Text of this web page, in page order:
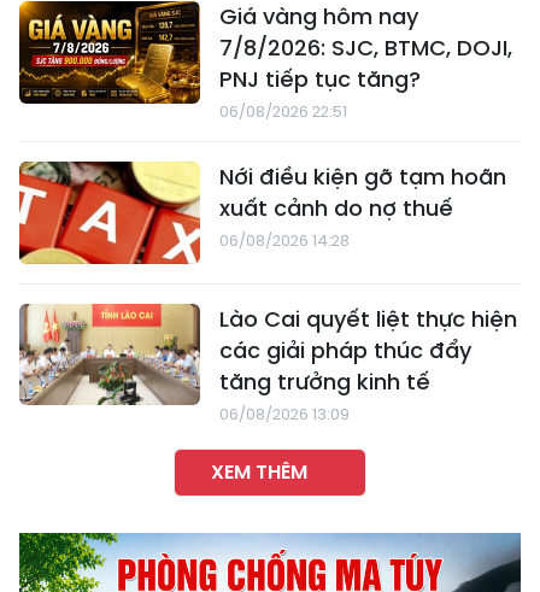
Giá vàng hôm nay
7/8/2026: SJC, BTMC, DOJI,
PNJ tiếp tục tăng?
06/08/2026 22:51
Nới điều kiện gỡ tạm hoãn
xuất cảnh do nợ thuế
06/08/2026 14:28
Lào Cai quyết liệt thực hiện
các giải pháp thúc đẩy
tăng trưởng kinh tế
06/08/2026 13:09
XEM THÊM